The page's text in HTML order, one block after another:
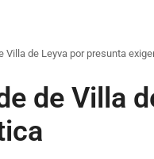
Villa de Leyva por presunta
de Villa